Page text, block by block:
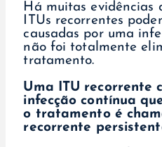
Há muitas evidências
ITUs recorrentes
causadas por uma
não foi totalmente
tratamento.
Uma ITU recorrente
infecção contínua
o tratamento é
recorrente